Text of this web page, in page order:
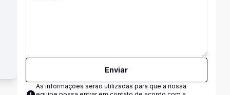
Enviar
As informações serão utilizadas para que a nossa